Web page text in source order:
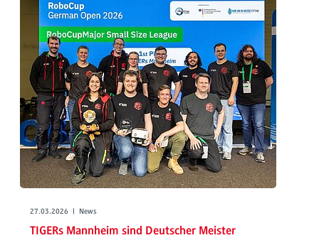
27.03.2026 | News
TIGERs Mannheim sind Deutscher Meister